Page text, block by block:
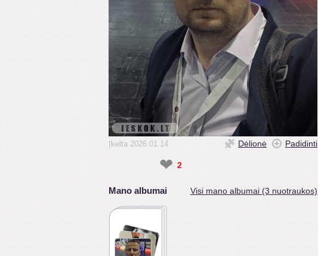
Įkelta 2026.01.14 Dėlionė Padidinti
❤ 2
Mano albumai Visi mano albumai (3 nuotraukos)